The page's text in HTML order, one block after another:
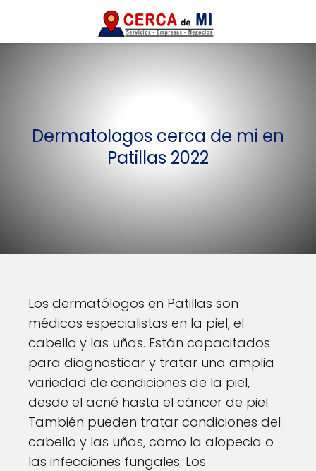
Dermatologos cerca de mi en
Patillas 2022
Los dermatólogos en Patillas son
médicos especialistas en la piel, el
cabello y las uñas. Están capacitados
para diagnosticar y tratar una amplia
variedad de condiciones de la piel,
desde el acné hasta el cáncer de piel.
También pueden tratar condiciones del
cabello y las uñas, como la alopecia o
las infecciones fungales. Los